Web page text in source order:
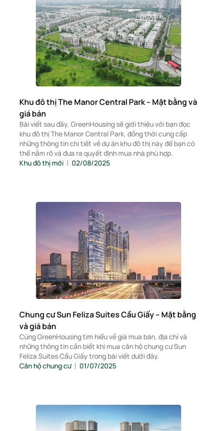
Khu đô thị The Manor Central Park – Mặt bằng và
giá bán
Bài viết sau đây, GreenHousing sẽ giới thiệu với bạn đọc
khu đô thị The Manor Central Park, đồng thời cung cấp
những thông tin chi tiết về dự án khu đô thị này để bạn có
thể nắm rõ và đưa ra quyết định mua nhà phù hợp.
Khu đô thị mới
02/08/2025
Chung cư Sun Feliza Suites Cầu Giấy – Mặt bằng
và giá bán
Cùng GreenHousing tìm hiểu về giá mua bán, địa chỉ và
những thông tin cần biết khi mua căn hộ chung cư Sun
Feliza Suites Cầu Giấy trong bài viết dưới đây.
Căn hộ chung cư
01/07/2025